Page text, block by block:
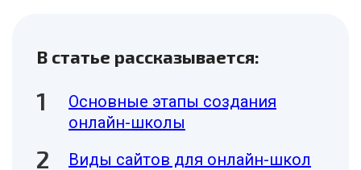
В статье рассказывается:
Основные этапы создания
онлайн-школы
Виды сайтов для онлайн-школ